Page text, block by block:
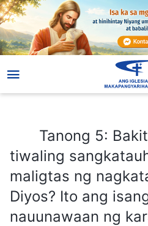
Tanong 5:
tiwaling
maligtas ng
Diyos? Ito ang
nauunawaan ng